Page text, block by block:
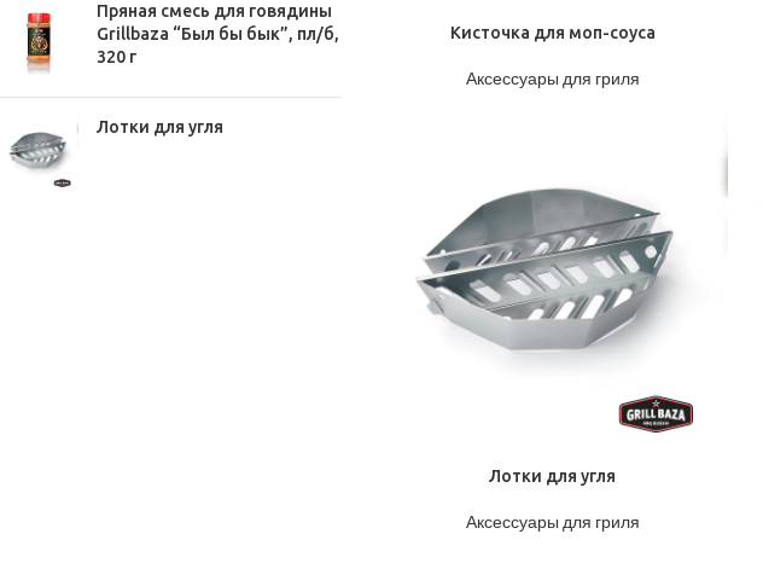
Пряная смесь для говядины
Grillbaza “Был бы бык”, пл/б,
320 г
Лотки для угля
ПОДРОБНЕЕКисточка для моп-соуса
Аксессуары для гриля
Лотки для угля
Аксессуары для гриля